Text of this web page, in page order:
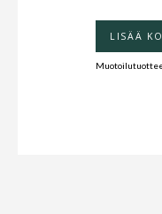
LISÄÄ